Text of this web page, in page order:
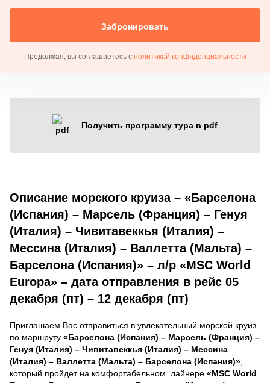
Забронировать
Продолжая, вы соглашаетесь с политикой конфиденциальности
Получить программу тура в pdf
Описание морского круиза – «Барселона
(Испания) – Марсель (Франция) – Генуя
(Италия) – Чивитавеккья (Италия) –
Мессина (Италия) – Валлетта (Мальта) –
Барселона (Испания)» – л/р «MSC World
Europa» – дата отправления в рейс 05
декабря (пт) – 12 декабря (пт)
Приглашаем Вас отправиться в увлекательный морской круиз
по маршруту «Барселона (Испания) – Марсель (Франция) –
Генуя (Италия) – Чивитавеккья (Италия) – Мессина
(Италия) – Валлетта (Мальта) – Барселона (Испания)»
который пройдет на комфортабельном лайнере «MSC World